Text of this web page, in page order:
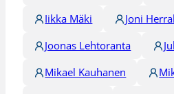
Iikka Mäki
Joni
Joonas Lehtoranta
Mikael Kauhanen